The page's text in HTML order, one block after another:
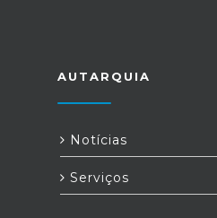
AUTARQUIA
Notícias
Serviços